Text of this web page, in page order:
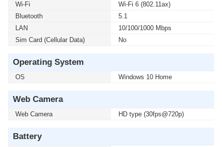
Wi-Fi
Wi-Fi 6 (802.11ax)
Bluetooth
5.1
LAN
10/100/1000 Mbps
Sim Card (Cellular Data)
No
Operating System
OS Windows 10 Home
Web Camera
Web Camera HD type (30fps@720p)
Battery